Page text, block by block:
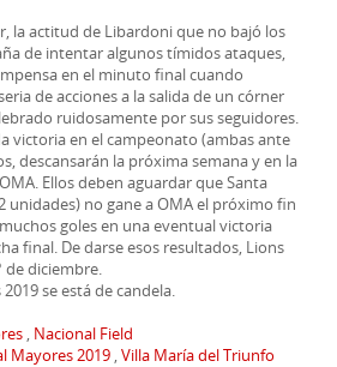
la actitud de Libardoni que no bajó los
de intentar algunos tímidos ataques,
en el minuto final cuando
de acciones a la salida de un córner
ruidosamente por sus seguidores.
victoria en el campeonato (ambas ante
descansarán la próxima semana y en la
Ellos deben aguardar que Santa
unidades) no gane a OMA el próximo fin
goles en una eventual victoria
final. De darse esos resultados, Lions
de diciembre.
se está de candela.
, Nacional Field
Mayores 2019 ,Villa María del Triunfo